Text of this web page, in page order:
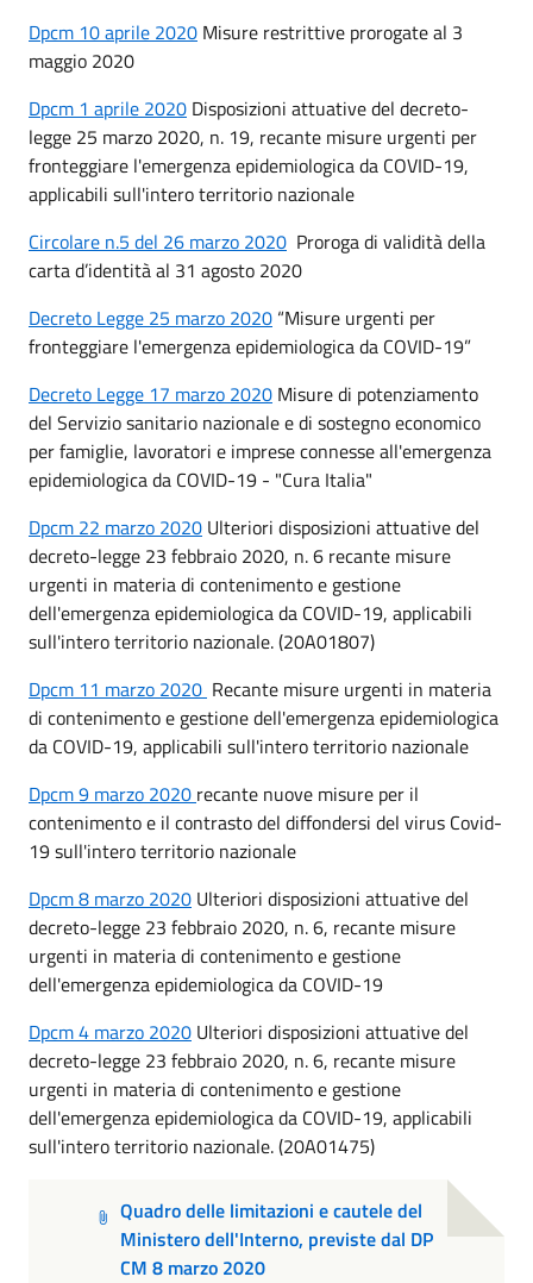
Dpcm 10 aprile 2020 Misure restrittive prorogate al 3
maggio 2020
Dpcm 1 aprile 2020 Disposizioni attuative del decreto-
legge 25 marzo 2020, n. 19, recante misure urgenti per
fronteggiare l'emergenza epidemiologica da COVID-19,
applicabili sull'intero territorio nazionale
Circolare n.5 del 26 marzo 2020 Proroga di validità della
carta d’identità al 31 agosto 2020
Decreto Legge 25 marzo 2020 “Misure urgenti per
fronteggiare l'emergenza epidemiologica da COVID-19”
Decreto Legge 17 marzo 2020 Misure di potenziamento
del Servizio sanitario nazionale e di sostegno economico
per famiglie, lavoratori e imprese connesse all'emergenza
epidemiologica da COVID-19 - "Cura Italia"
Dpcm 22 marzo 2020 Ulteriori disposizioni attuative del
decreto-legge 23 febbraio 2020, n. 6 recante misure
urgenti in materia di contenimento e gestione
dell'emergenza epidemiologica da COVID-19, applicabili
sull'intero territorio nazionale. (20A01807)
Dpcm 11 marzo 2020 Recante misure urgenti in materia
di contenimento e gestione dell'emergenza epidemiologica
da COVID-19, applicabili sull'intero territorio nazionale
Dpcm 9 marzo 2020 recante nuove misure per il
contenimento e il contrasto del diffondersi del virus Covid-
19 sull'intero territorio nazionale
Dpcm 8 marzo 2020 Ulteriori disposizioni attuative del
decreto-legge 23 febbraio 2020, n. 6, recante misure
urgenti in materia di contenimento e gestione
dell'emergenza epidemiologica da COVID-19
Dpcm 4 marzo 2020 Ulteriori disposizioni attuative del
decreto-legge 23 febbraio 2020, n. 6, recante misure
urgenti in materia di contenimento e gestione
dell'emergenza epidemiologica da COVID-19, applicabili
sull'intero territorio nazionale. (20A01475)
Quadro delle limitazioni e cautele del
Ministero dell'Interno, previste dal DP
CM 8 marzo 2020